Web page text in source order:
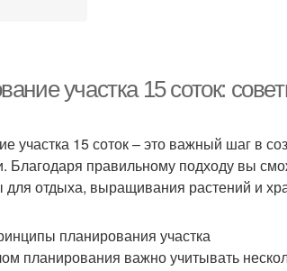
участка 15 соток:
участка 15 соток – это важный шаг в
Благодаря правильному подходу вы
для отдыха, выращивания растений и
планирования участка
планирования важно учитывать